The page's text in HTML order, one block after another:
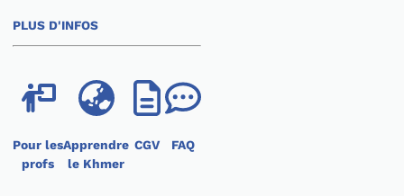
PLUS D'INFOS
Pour les
profs
Apprendre
le Khmer
CGV FAQ